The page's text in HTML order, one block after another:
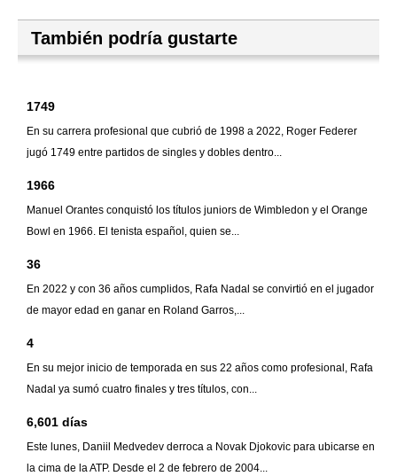
También podría gustarte
1749
En su carrera profesional que cubrió de 1998 a 2022, Roger Federer
jugó 1749 entre partidos de singles y dobles dentro...
1966
Manuel Orantes conquistó los títulos juniors de Wimbledon y el Orange
Bowl en 1966. El tenista español, quien se...
36
En 2022 y con 36 años cumplidos, Rafa Nadal se convirtió en el jugador
de mayor edad en ganar en Roland Garros,...
4
En su mejor inicio de temporada en sus 22 años como profesional, Rafa
Nadal ya sumó cuatro finales y tres títulos, con...
6,601 días
Este lunes, Daniil Medvedev derroca a Novak Djokovic para ubicarse en
la cima de la ATP. Desde el 2 de febrero de 2004...